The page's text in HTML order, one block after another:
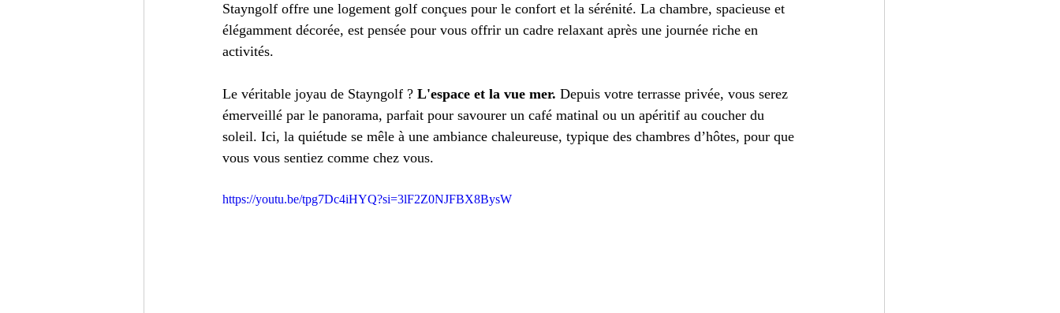
Stayngolf offre une logement golf conçues pour le confort et la sérénité. La chambre, spacieuse et
élégamment décorée, est pensée pour vous offrir un cadre relaxant après une journée riche en
activités.
Le véritable joyau de Stayngolf ? L'espace et la vue mer. Depuis votre terrasse privée, vous serez
émerveillé par le panorama, parfait pour savourer un café matinal ou un apéritif au coucher du
soleil. Ici, la quiétude se mêle à une ambiance chaleureuse, typique des chambres d’hôtes, pour que
vous vous sentiez comme chez vous.
https://youtu.be/tpg7Dc4iHYQ?si=3lF2Z0NJFBX8BysW